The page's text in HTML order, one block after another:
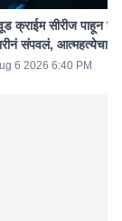
क्राईम सीरीज पाहून
संपवलं, आत्महत्येचा
6 2026 6:40 PM